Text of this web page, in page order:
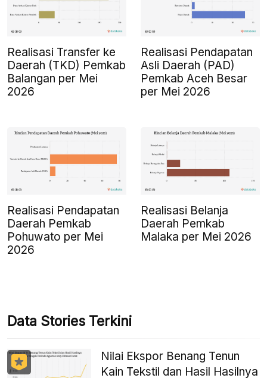
Realisasi Transfer ke
Daerah (TKD) Pemkab
Balangan per Mei
2026
Realisasi Pendapatan
Asli Daerah (PAD)
Pemkab Aceh Besar
per Mei 2026
Realisasi Pendapatan
Daerah Pemkab
Pohuwato per Mei
2026
Realisasi Belanja
Daerah Pemkab
Malaka per Mei 2026
Data Stories Terkini
Nilai Ekspor Benang Tenun
Kain Tekstil dan Hasil Hasilnya